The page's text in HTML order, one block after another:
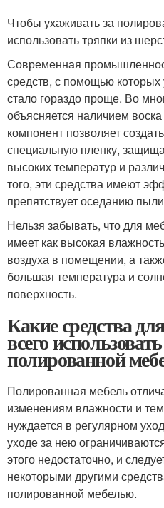
Чтобы ухаживать за
использовать тряпки из
Современная
средств, с помощью
стало гораздо проще. Во
объясняется наличием
компонент позволяет
специальную пленку,
высоких температур и
того, эти средства имеют
препятствует оседанию
Нельзя забывать, что для
имеет как высокая
воздуха в помещении, а
большая температура и
поверхность.
Какие средства
всего
полированной
Полированная мебель
изменениям влажности и
нуждается в регулярном
уходе за нею
этого недостаточно, и
некоторыми другими
полированной мебелью.